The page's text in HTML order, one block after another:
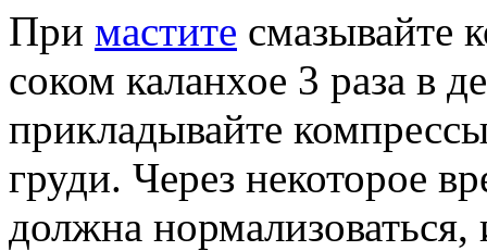
При мастите смазывайте
соком каланхое 3 раза в
прикладывайте
груди. Через некоторое
должна нормализоваться,